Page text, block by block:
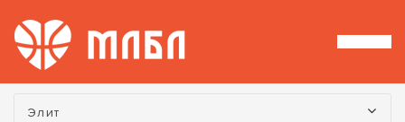
Турнир:
Элит